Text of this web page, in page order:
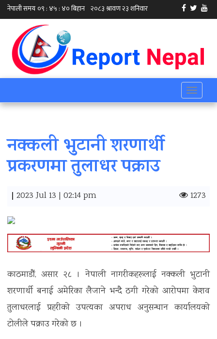
Toggle
नक्कली भुटानी शरणार्थी
प्रकरणमा तुलाधर पक्राउ
| 2023 Jul 13 | 02:14 pm 1273
काठमाडौं, असार २८ । नेपाली नागरीकहरूलाई नक्कली भुटानी
शरणार्थी बनाई अमेरिका लैजाने भन्दै ठगी गरेको आरोपमा केशव
तुलाधरलाई प्रहरीको उपत्यका अपराध अनुसन्धान कार्यालयको
टोलीले पक्राउ गरेको छ ।